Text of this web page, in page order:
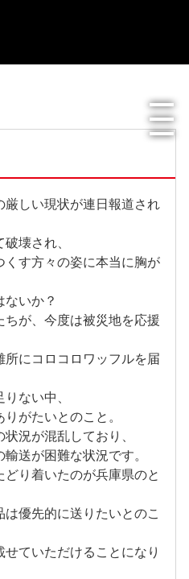
ア掲載情報
ペーパー使用食器紹介
フィシャルサイト
年8月
年12月
年9月
2021年4月
年11月
厳しい現状が連日報道され
壊され、
くす方々の姿に本当に胸が
ないか？
が、今度は被災地を応援
にコロコロワッフルを届
ない中、
がたいとのこと。
況が混乱しており、
送が困難な状況です。
り着いたのが兵庫県のと
優先的に送りたいとのこ
ていただけることになり